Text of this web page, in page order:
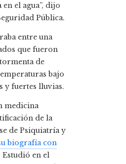
en el agua”, dijo
Pública.
entre una
que fueron
de
bajo
y fuertes lluvias.
medicina
de la
de Psiquiatría y
biografía con
Estudió en el